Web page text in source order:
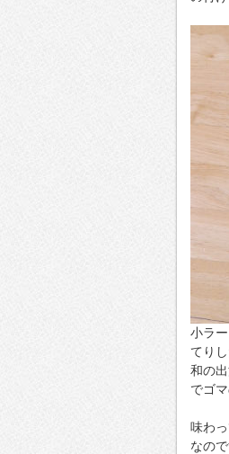
小ラ
てり
和の
でゴ
味わ
なの